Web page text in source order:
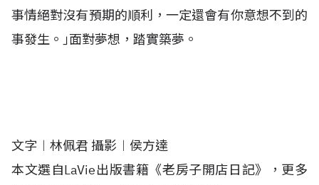
事情絕對沒有預期的順利，一定還會有你意想不到的
事發生。｣面對夢想，踏實築夢。
文字︱林佩君 攝影︱侯方達
本文選自LaVie出版書籍《老房子開店日記》，更多